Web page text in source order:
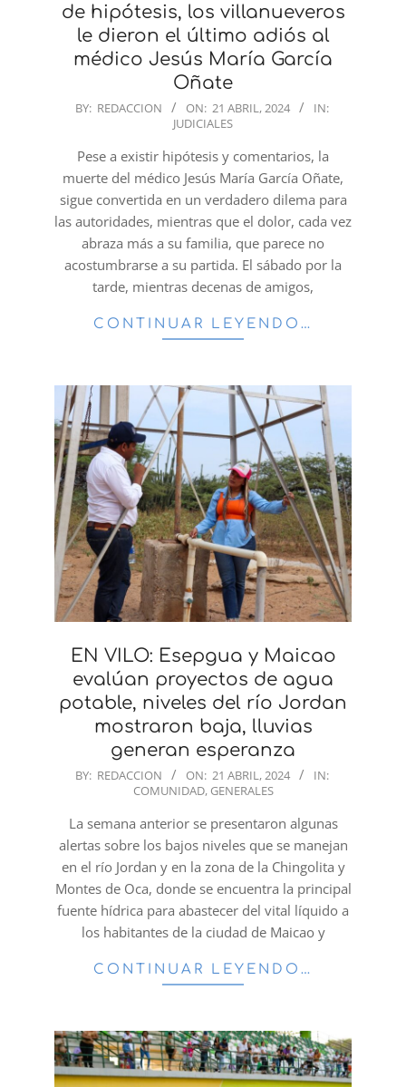
de hipótesis, los villanueveros
le dieron el último adiós al
médico Jesús María García
Oñate
2024-
BY: REDACCION ON: 21 ABRIL, 2024
IN:
JUDICIALES
Pese a existir hipótesis y comentarios, la
muerte del médico Jesús María García Oñate,
sigue convertida en un verdadero dilema para
las autoridades, mientras que el dolor, cada vez
abraza más a su familia, que parece no
acostumbrarse a su partida. El sábado por la
tarde, mientras decenas de amigos,
CONTINUAR LEYENDO…
EN VILO: Esepgua y Maicao
evalúan proyectos de agua
potable, niveles del río Jordan
mostraron baja, lluvias
generan esperanza
2024-
BY: REDACCION ON: 21 ABRIL, 2024
IN:
COMUNIDAD, GENERALES
La semana anterior se presentaron algunas
alertas sobre los bajos niveles que se manejan
en el río Jordan y en la zona de la Chingolita y
Montes de Oca, donde se encuentra la principal
fuente hídrica para abastecer del vital líquido a
los habitantes de la ciudad de Maicao y
CONTINUAR LEYENDO…